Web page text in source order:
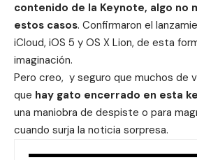
contenido de la Keynote, algo no
estos casos. Confirmaron el
iCloud, iOS 5 y OS X Lion, de esta
imaginación.
Pero creo, y seguro que muchos de
que hay gato encerrado en esta
una maniobra de despiste o para
cuando surja la noticia sorpresa.